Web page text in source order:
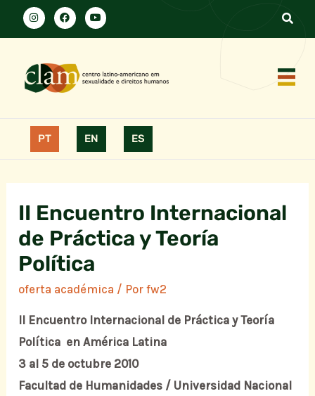
PT EN ES
II Encuentro Internacional
de Práctica y Teoría
Política
oferta académica / Porfw2
II Encuentro Internacional de Práctica y Teoría
Política en América Latina
3 al 5 de octubre 2010
Facultad de Humanidades / Universidad Nacional